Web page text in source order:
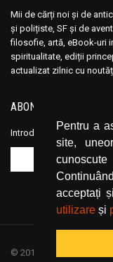
Pentru a
site,
acceptați
utilizare și
Mii de cărți noi și de
și polițiste, SF și de
filosofie, artă, eBook-uri
spiritualitate, ediții
actualizat zilnic cu
ABONEAZĂ-TE LA
Introduceți adresa dvs.
© 2019